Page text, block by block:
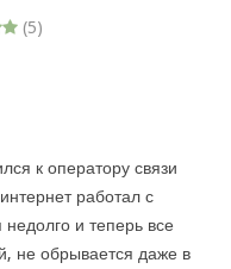
(5)
к оператору связи
работал с
и теперь все
не обрывается даже в